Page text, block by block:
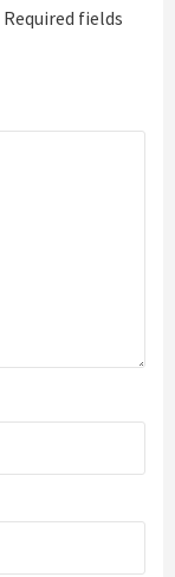
Required fields